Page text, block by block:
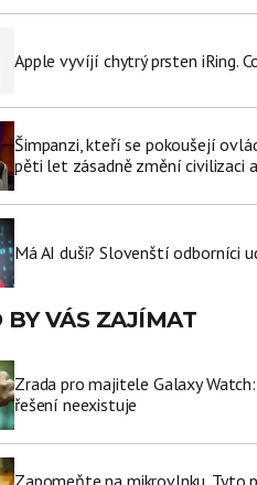
Apple vyvíjí chytrý prsten iRing.
Šimpanzi, kteří se pokoušejí
pěti let zásadně změní civilizaci
Má AI duši? Slovenští odborníci
BY VÁS ZAJÍMAT
Zrada pro majitele Galaxy
řešení neexistuje